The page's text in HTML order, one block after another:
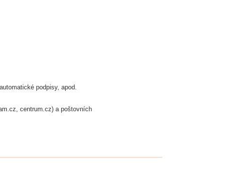
podpisy, apod.
centrum.cz) a poštovních